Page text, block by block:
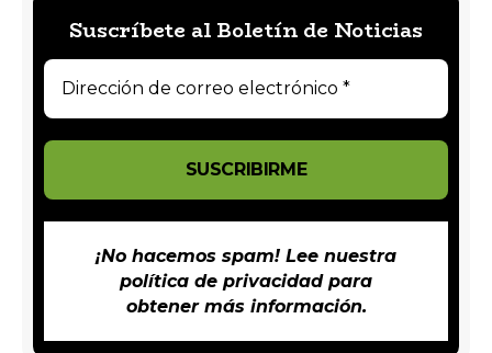
Suscríbete al Boletín de Noticias
¡No hacemos spam! Lee nuestra
política de privacidadpara
obtener más información.